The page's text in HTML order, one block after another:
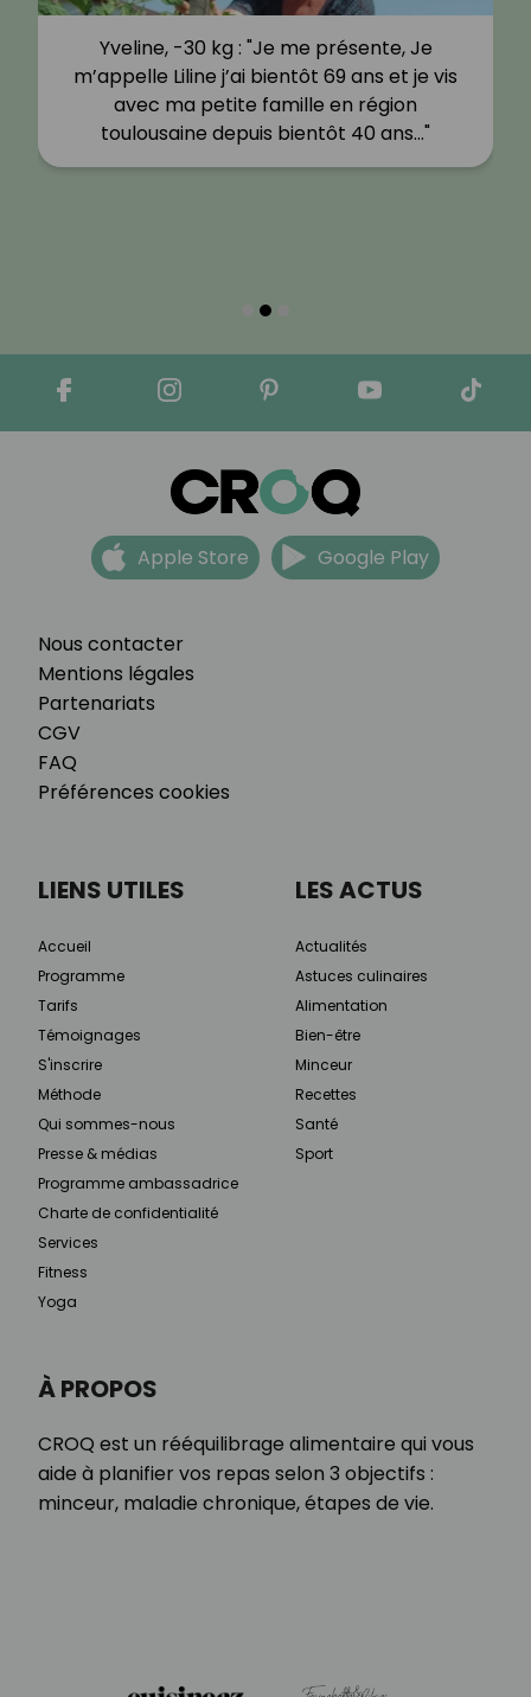
Yveline, -30 kg : "Je me présente, Je
m’appelle Liline j’ai bientôt 69 ans et je vis
avec ma petite famille en région
toulousaine depuis bientôt 40 ans…"
Nous contacter
Mentions légales
Partenariats
CGV
FAQ
Préférences cookies
Apple Store Google Play
À PROPOS
CROQ est un rééquilibrage alimentaire qui vous
aide à planifier vos repas selon 3 objectifs :
minceur, maladie chronique, étapes de vie.
LIENS UTILES
Accueil
Programme
Tarifs
Témoignages
S'inscrire
Méthode
Qui sommes-nous
Presse & médias
Programme ambassadrice
Charte de confidentialité
Services
Fitness
Yoga
LES ACTUS
Actualités
Astuces culinaires
Alimentation
Bien-être
Minceur
Recettes
Santé
Sport